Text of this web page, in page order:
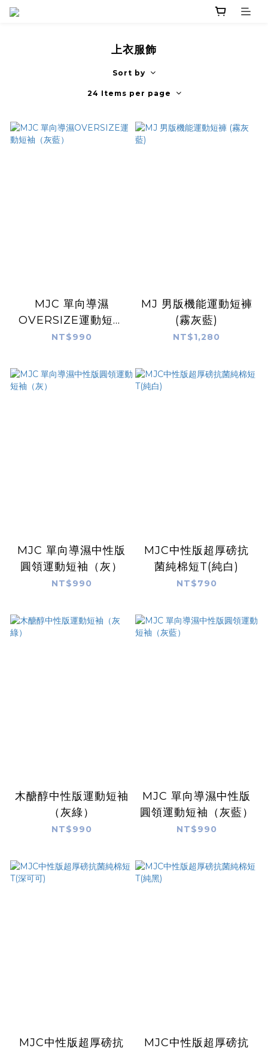
上衣服飾
Sort by
24 Items per page
MJC 單向導濕
OVERSIZE運動短袖
（灰藍）
NT$990
MJ 男版機能運動短褲
(霧灰藍)
NT$1,280
MJC 單向導濕中性版
圓領運動短袖（灰）
NT$990
MJC中性版超厚磅抗
菌純棉短T(純白)
NT$790
木醣醇中性版運動短袖
（灰綠）
NT$990
MJC 單向導濕中性版
圓領運動短袖（灰藍）
NT$990
MJC中性版超厚磅抗
MJC中性版超厚磅抗